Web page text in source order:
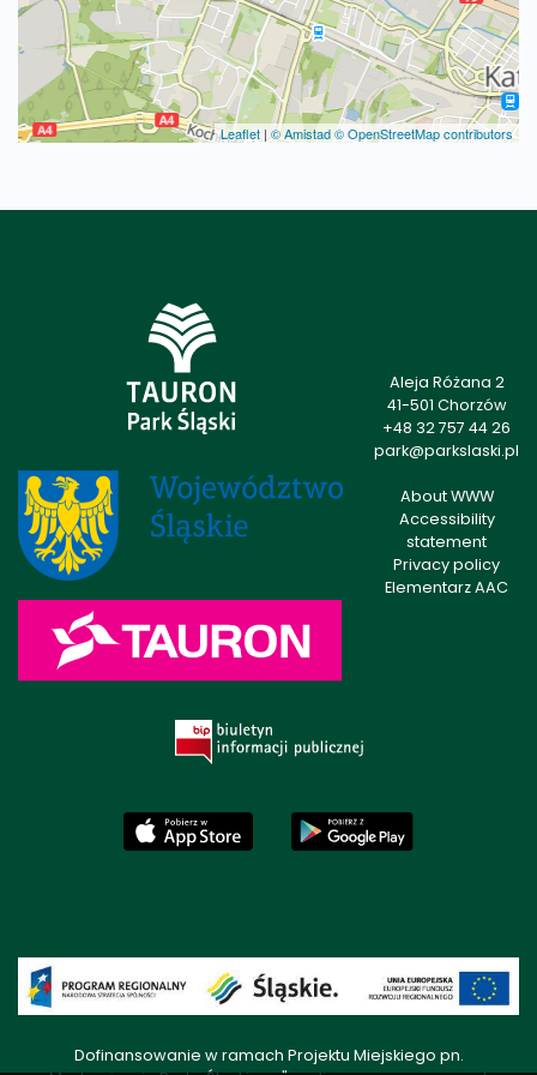
Leaflet | © Amistad© OpenStreetMap contributors
Aleja Różana 2
41-501 Chorzów
+48 32 757 44 26
park@parkslaski.pl
About WWW
Accessibility
statement
Privacy policy
Elementarz AAC
Dofinansowanie w ramach Projektu Miejskiego pn.